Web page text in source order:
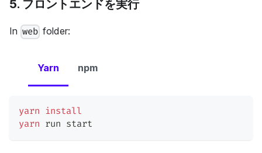
5. フロントエンドを実行
In web folder:
Yarn npm
yarn install
yarn run start